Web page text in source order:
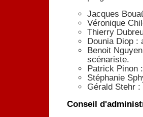
Jacques
Véronique
Thierry
Dounia Diop :
Benoit
scénariste.
Patrick Pinon
Stéphanie
Gérald Stehr :
Conseil